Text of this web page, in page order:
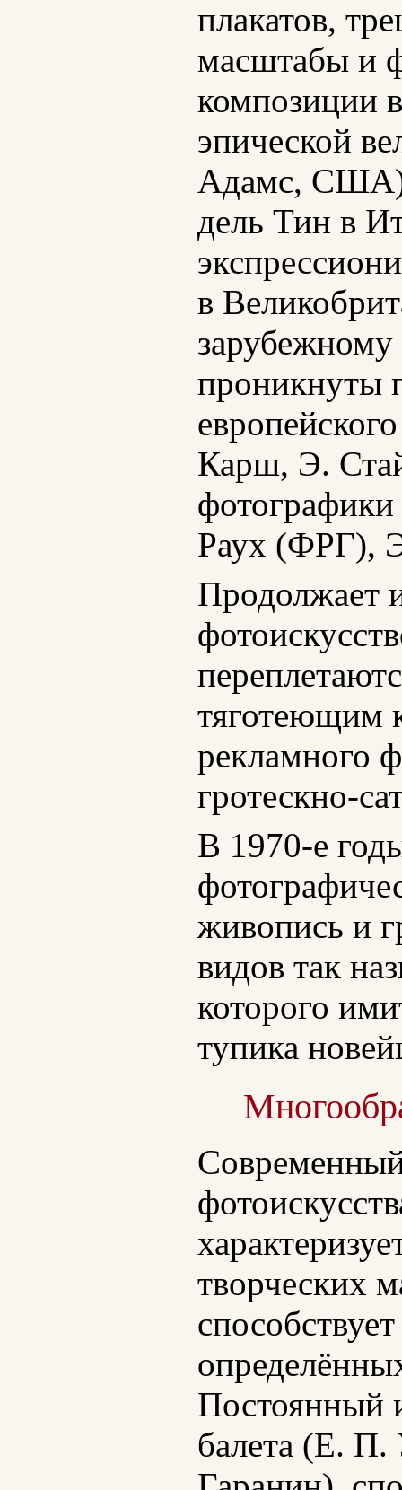
плакатов,
масштабы и
композиции
эпической
Адамс, США),
дель Тин в
в
проникнуты
Карш, Э.
Раух (ФРГ),
Продолжает
тяготеющим
рекламного
гротескно-
В 1970-е
живопись и
видов так
которого
тупика
Современный
творческих
Постоянный
балета (Е. П.